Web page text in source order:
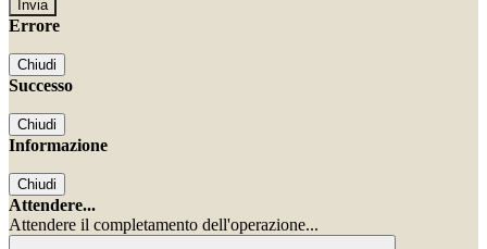
Errore
Chiudi
Successo
Chiudi
Informazione
Chiudi
Attendere...
Attendere il completamento dell'operazione...